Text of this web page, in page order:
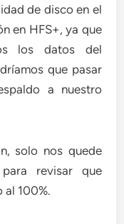
de disco en el
en HFS+, ya que
los datos del
que pasar
a nuestro
solo nos quede
revisar que
al 100%.